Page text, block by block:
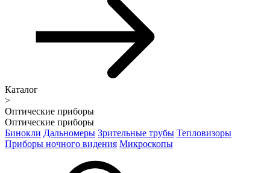
Каталог
>
Оптические приборы
Оптические приборы
Бинокли Дальномеры Зрительные трубы Тепловизоры
Приборы ночного видения Микроскопы